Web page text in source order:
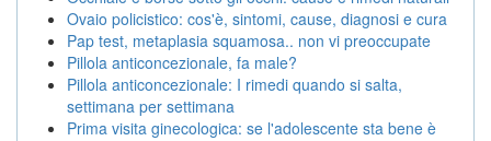
Ovaio policistico: cos'è, sintomi, cause, diagnosi e cura
Pap test, metaplasia squamosa.. non vi preoccupate
Pillola anticoncezionale, fa male?
Pillola anticoncezionale: I rimedi quando si salta,
settimana per settimana
Prima visita ginecologica: se l'adolescente sta bene è